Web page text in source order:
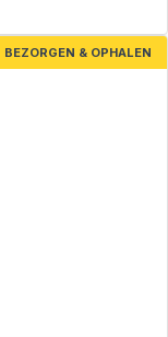
BEZORGEN & OPHALEN